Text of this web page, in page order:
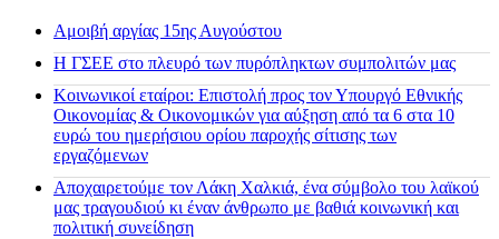
Αμοιβή αργίας 15ης Αυγούστου
H ΓΣΕΕ στο πλευρό των πυρόπληκτων συμπολιτών μας
Κοινωνικοί εταίροι: Επιστολή προς τον Υπουργό Εθνικής
Οικονομίας & Οικονομικών για αύξηση από τα 6 στα 10
ευρώ του ημερήσιου ορίου παροχής σίτισης των
εργαζόμενων
Αποχαιρετούμε τον Λάκη Χαλκιά, ένα σύμβολο του λαϊκού
μας τραγουδιού κι έναν άνθρωπο με βαθιά κοινωνική και
πολιτική συνείδηση